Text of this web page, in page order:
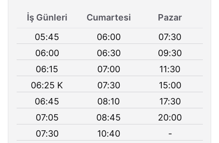
İş Günleri Cumartesi
Pazar
05:45
06:00
07:30
06:00
06:30
09:30
06:15
07:00
11:30
06:25 K
07:30
15:00
06:45
08:10
17:30
07:05
08:45
20:00
07:30
10:40
-